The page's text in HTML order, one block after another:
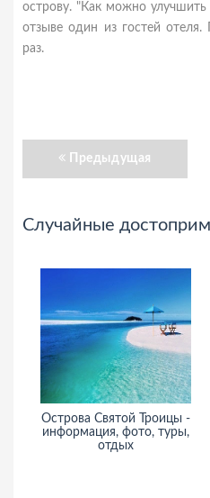
острову. "Как можно
отзыве один из гостей
раз.
Предыдущая
Случайные
Острова Святой Троицы -
информация, фото, туры,
отдых